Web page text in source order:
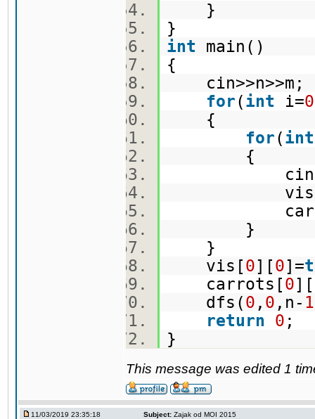
}
}
int main()
{
for(int i=0
{
for(int
{
}
}
vis[0][0]=
carrots[0][
dfs(0 , 0 ,n- 1
return
0 ;
}
This message was edited 1
11/03/2019 23:35:18 Subject: Zajak od MOI 2015